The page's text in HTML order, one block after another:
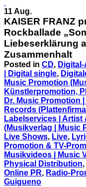
11 Aug.
KAISER FRANZ
Rockballade
Liebeserklärung
Zusammenhalt
Posted in CD,
| Digital single,
Music Promotion
Künstlerpromotion,
Dr. Music Promotion
Records
Labelservices | Artist
(Musikverlag | Music
Live Shows, Live,
Promotion & TV-
Musikvideos | Music
Physical Distribution,
Online PR, Radio-
Guigueno